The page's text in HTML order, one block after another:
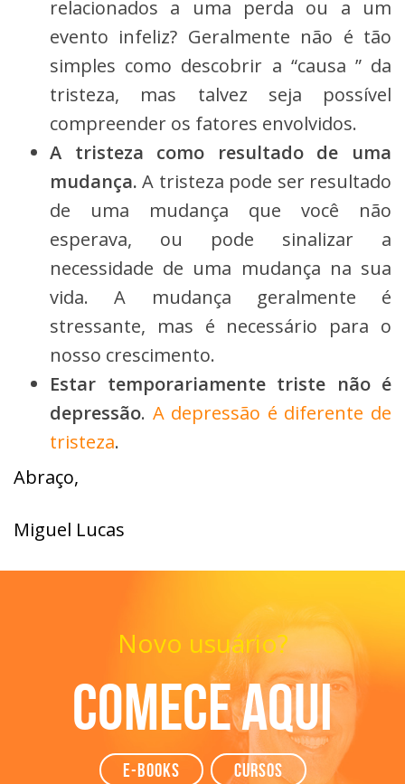
relacionados a uma perda ou a um
evento infeliz? Geralmente não é tão
simples como descobrir a “causa ” da
tristeza, mas talvez seja possível
compreender os fatores envolvidos.
A tristeza como resultado de uma
mudança. A tristeza pode ser resultado
de uma mudança que você não
esperava, ou pode sinalizar a
necessidade de uma mudança na sua
vida. A mudança geralmente é
stressante, mas é necessário para o
nosso crescimento.
Estar temporariamente triste não é
depressão. A depressão é diferente de
tristeza.
Abraço,
Miguel Lucas
Novo usuário?
Comece aqui
e-books Cursos